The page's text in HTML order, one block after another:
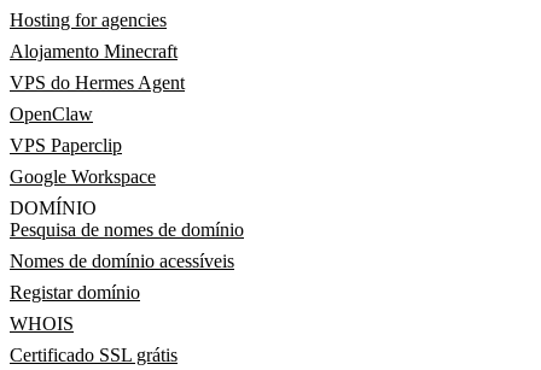
Hosting for agencies
Alojamento Minecraft
VPS do Hermes Agent
OpenClaw
VPS Paperclip
Google Workspace
DOMÍNIO
Pesquisa de nomes de domínio
Nomes de domínio acessíveis
Registar domínio
WHOIS
Certificado SSL grátis